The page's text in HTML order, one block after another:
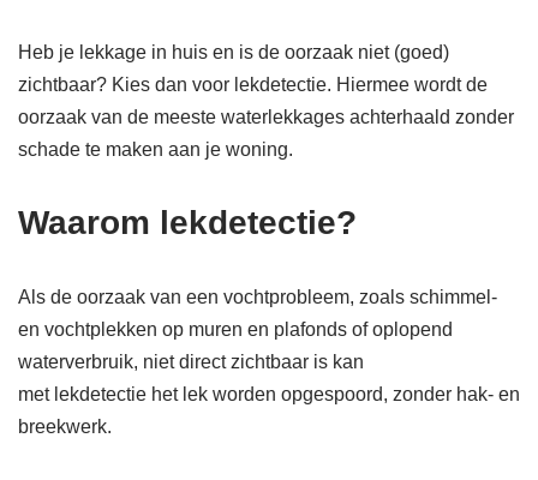
Heb je lekkage in huis en is de oorzaak niet (goed)
zichtbaar? Kies dan voor lekdetectie. Hiermee wordt de
oorzaak van de meeste waterlekkages achterhaald zonder
schade te maken aan je woning.
Waarom lekdetectie?
Als de oorzaak van een vochtprobleem, zoals schimmel-
en vochtplekken op muren en plafonds of oplopend
waterverbruik, niet direct zichtbaar is kan
met lekdetectie het lek worden opgespoord, zonder hak- en
breekwerk.